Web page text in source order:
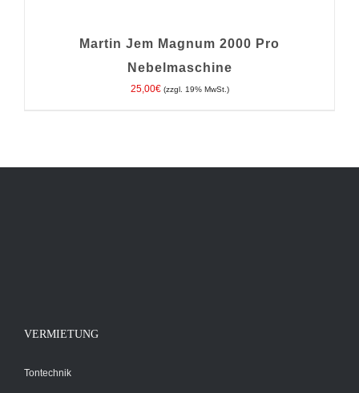
Martin Jem Magnum 2000 Pro
Nebelmaschine
25,00€ (zzgl. 19% MwSt.)
VERMIETUNG
Tontechnik